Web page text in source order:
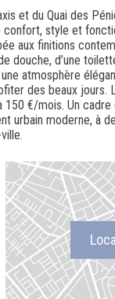
et du Quai des
style et
aux finitions
douche, d’une
atmosphère
des beaux jours.
150 €/mois. Un
urbain moderne, à